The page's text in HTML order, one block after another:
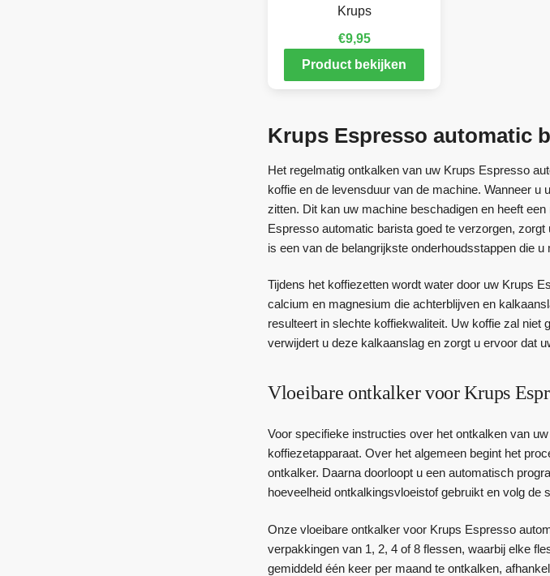
Krups
€9,95
Product bekijken
Krups Espresso automatic
Het regelmatig ontkalken van uw Krups Espresso
koffie en de levensduur van de machine. Wanneer u
zitten. Dit kan uw machine beschadigen en heeft
Espresso automatic barista goed te verzorgen,
is een van de belangrijkste onderhoudsstappen die u
Tijdens het koffiezetten wordt water door uw Krups
calcium en magnesium die achterblijven en
resulteert in slechte koffiekwaliteit. Uw koffie zal
verwijdert u deze kalkaanslag en zorgt u ervoor dat
Vloeibare ontkalker voor Krups
Voor specifieke instructies over het ontkalken van
koffiezetapparaat. Over het algemeen begint het
ontkalker. Daarna doorloopt u een automatisch
hoeveelheid ontkalkingsvloeistof gebruikt en volg de
Onze vloeibare ontkalker voor Krups Espresso
verpakkingen van 1, 2, 4 of 8 flessen, waarbij elke
gemiddeld één keer per maand te ontkalken,